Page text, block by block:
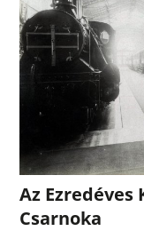
Az
Csarnoka